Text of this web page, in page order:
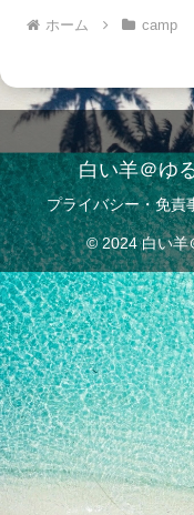
ホーム camp
白い羊＠ゆ
プライバシー・免責
© 2024 白い羊